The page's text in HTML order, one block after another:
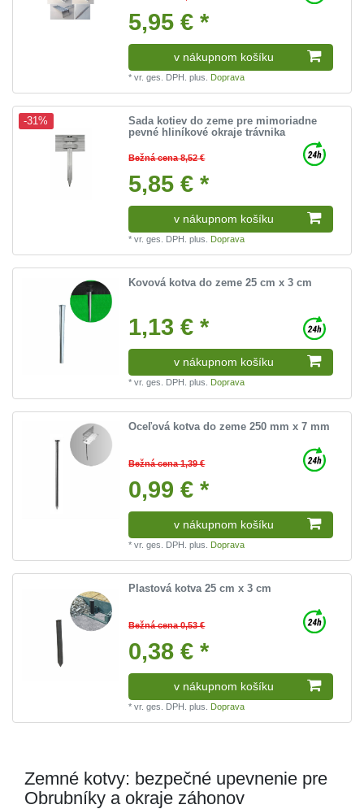
5,95 € *
v nákupnom košíku
*vr. ges. DPH. plus. Doprava
-31%
Sada kotiev do zeme pre mimoriadne
pevné hliníkové okraje trávnika
Bežná cena 8,52 €
5,85 € *
v nákupnom košíku
*vr. ges. DPH. plus. Doprava
Kovová kotva do zeme 25 cm x 3 cm
1,13 € *
v nákupnom košíku
*vr. ges. DPH. plus. Doprava
Oceľová kotva do zeme 250 mm x 7 mm
Bežná cena 1,39 €
0,99 € *
v nákupnom košíku
*vr. ges. DPH. plus. Doprava
Plastová kotva 25 cm x 3 cm
Bežná cena 0,53 €
0,38 € *
v nákupnom košíku
*vr. ges. DPH. plus. Doprava
Zemné kotvy: bezpečné upevnenie pre
Obrubníky a okraje záhonov